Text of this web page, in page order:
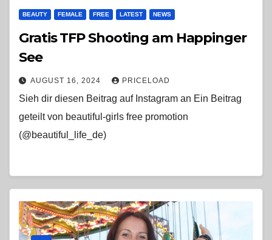
BEAUTY FEMALE FREE LATEST NEWS
Gratis TFP Shooting am Happinger
See
AUGUST 16, 2024 PRICELOAD
Sieh dir diesen Beitrag auf Instagram an Ein Beitrag
geteilt von beautiful-girls free promotion
(@beautiful_life_de)